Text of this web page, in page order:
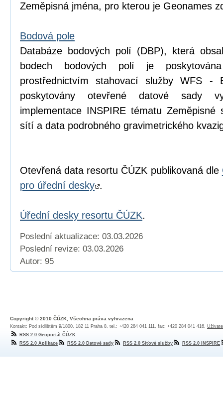
Zeměpisná jména, pro kterou je Geonames
Bodová pole
Databáze bodových polí (DBP), která
bodech bodových polí je
prostřednictvím stahovací služby WFS -
poskytovány otevřené datové sady
implementace INSPIRE tématu Zeměpisné
sítí a data podrobného gravimetrického
Otevřená data resortu ČÚZK publikovaná dle
pro úřední desky .
Úřední desky resortu ČÚZK.
Poslední aktualizace: 03.03.2026
Poslední revize: 03.03.2026
Autor: 95
Copyright © 2010 ČÚZK, Všechna práva vyhrazena
Kontakt: Pod sídlištěm 9/1800, 182 11 Praha 8, tel.: +420 284 041 111, fax: +420 284 041 416,
RSS 2.0 Geoportál ČÚZK
RSS 2.0 Aplikace
RSS 2.0 Datové sady RSS 2.0 Síťové služby RSS 2.0 INSPIRE